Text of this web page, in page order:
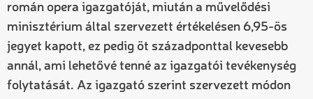
román opera igazgatóját, miután a művelődési
minisztérium által szervezett értékelésen 6,95-ös
jegyet kapott, ez pedig öt századponttal kevesebb
annál, ami lehetővé tenné az igazgatói tevékenység
folytatását. Az igazgató szerint szervezett módon